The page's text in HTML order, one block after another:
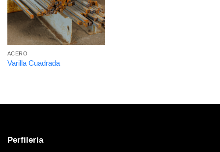
ACERO
Varilla Cuadrada
Perfileria